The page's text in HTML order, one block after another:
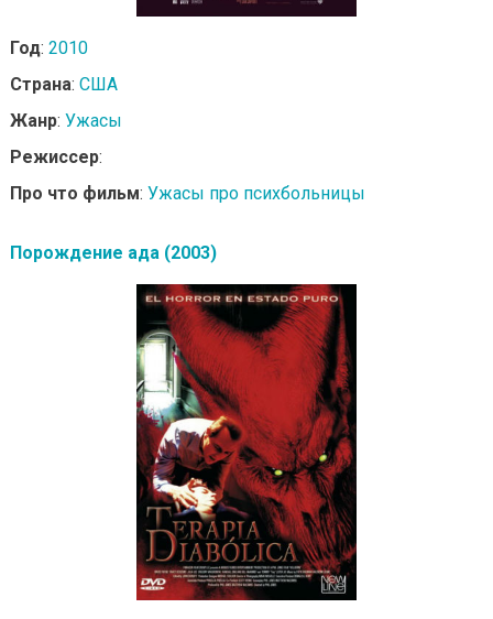
Год: 2010
Страна: США
Жанр: Ужасы
Режиссер:
Про что фильм: Ужасы про психбольницы
Порождение ада (2003)